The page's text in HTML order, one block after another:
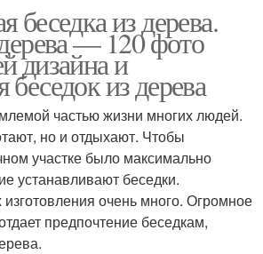
беседка из дерева.
— 120 фото
дизайна и
из дерева
частью жизни многих людей.
но и отдыхают. Чтобы
участке было максимально
устанавливают беседки.
очень много. Огромное
предпочтение беседкам,